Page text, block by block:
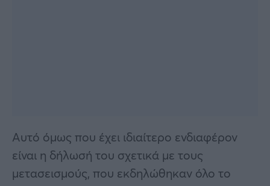
Αυτό όμως που έχει ιδιαίτερο ενδιαφέρον
είναι η δήλωσή του σχετικά με τους
μετασεισμούς, που εκδηλώθηκαν όλο το